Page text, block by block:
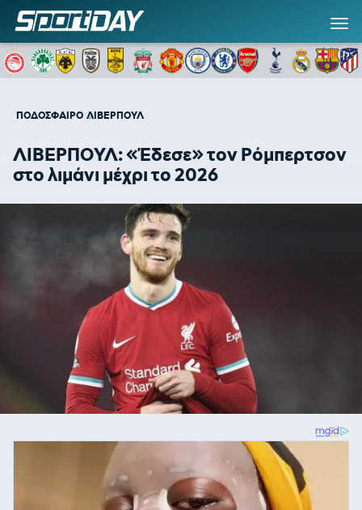
ΠΟΔΟΣΦΑΙΡΟ ΛΙΒΕΡΠΟΥΛ
ΛΙΒΕΡΠΟΥΛ: «Έδεσε» τον Ρόμπερτσον
στο λιμάνι μέχρι το 2026